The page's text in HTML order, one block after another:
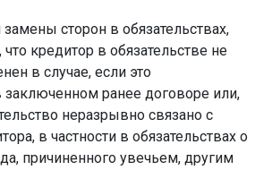
сторон в обязательствах,
кредитор в обязательстве не
в случае, если это
заключенном ранее договоре или,
неразрывно связано с
в частности в обязательствах о
причиненного увечьем, другим